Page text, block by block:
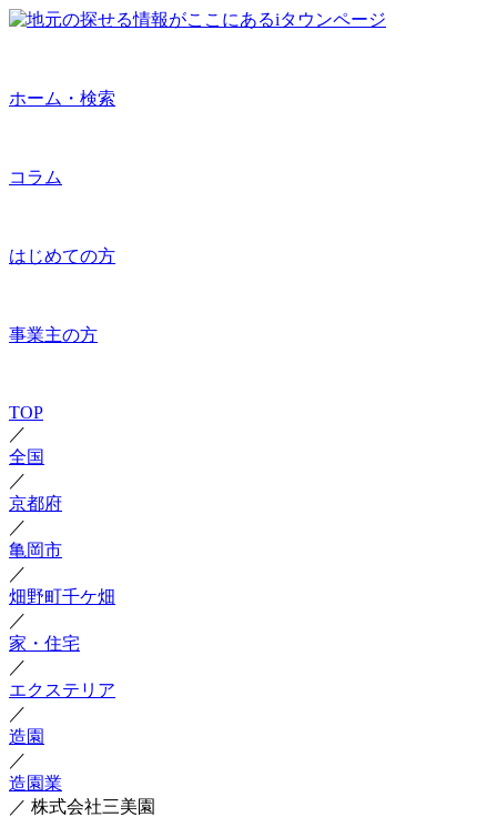
ホーム・検索
コラム
はじめての方
事業主の方
TOP
／
全国
／
京都府
／
亀岡市
／
畑野町千ケ畑
／
家・住宅
／
エクステリア
／
造園
／
造園業
／ 株式会社三美園